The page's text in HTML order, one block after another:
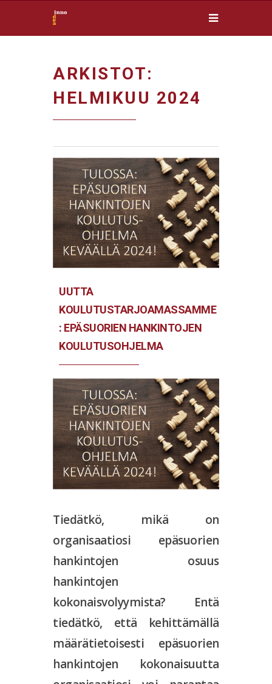
ARKISTOT:
HELMIKUU 2024
UUTTA
KOULUTUSTARJOAMASSAMME
: EPÄSUORIEN HANKINTOJEN
KOULUTUSOHJELMA
Tiedätkö, mikä on
organisaatiosi epäsuorien
hankintojen osuus
hankintojen
kokonaisvolyymista? Entä
tiedätkö, että kehittämällä
määrätietoisesti epäsuorien
hankintojen kokonaisuutta